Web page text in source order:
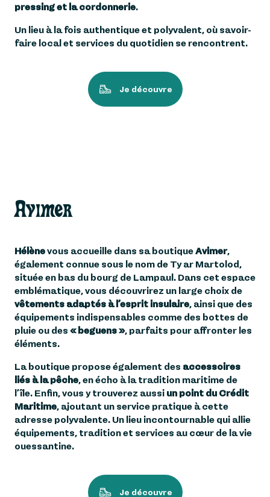
pressing et la cordonnerie.
Un lieu à la fois authentique et polyvalent, où savoir-
faire local et services du quotidien se rencontrent.
Je découvre
Avimer
Hélènevous accueille dans sa boutiqueAvimer,
également connue sous le nom de Ty ar Martolod,
située en bas du bourg de Lampaul. Dans cet espace
emblématique, vous découvrirez un large choix de
vêtements adaptés à l’esprit insulaire, ainsi que des
équipements indispensables comme des bottes de
pluie ou des « beguens », parfaits pour affronter les
éléments.
La boutique propose également des accessoires
liés à la pêche, en écho à la tradition maritime de
l’île. Enfin, vous y trouverez aussi un point du Crédit
Maritime, ajoutant un service pratique à cette
adresse polyvalente. Un lieu incontournable qui allie
équipements, tradition et services au cœur de la vie
ouessantine.
Je découvre